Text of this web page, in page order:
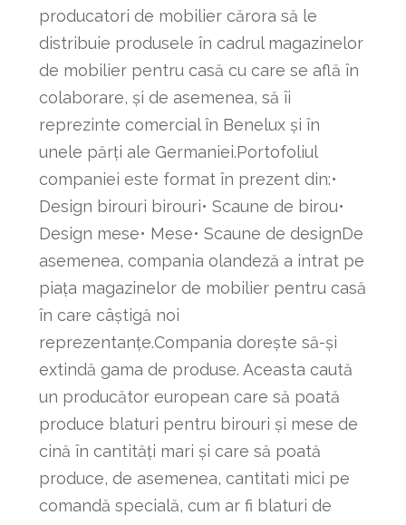
producatori de mobilier cărora să le
distribuie produsele în cadrul magazinelor
de mobilier pentru casă cu care se află în
colaborare, și de asemenea, să îi
reprezinte comercial în Benelux și în
unele părți ale Germaniei.Portofoliul
companiei este format în prezent din:•
Design birouri birouri• Scaune de birou•
Design mese• Mese• Scaune de designDe
asemenea, compania olandeză a intrat pe
piața magazinelor de mobilier pentru casă
în care câștigă noi
reprezentanțe.Compania dorește să-și
extindă gama de produse. Aceasta caută
un producător european care să poată
produce blaturi pentru birouri și mese de
cină în cantități mari și care să poată
produce, de asemenea, cantitati mici pe
comandă specială, cum ar fi blaturi de